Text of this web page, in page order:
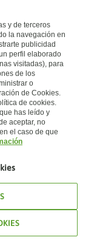
y de terceros
la navegación en
publicidad
perfil elaborado
visitadas), para
de los
o
de Cookies.
de cookies.
has leído y
aceptar, no
el caso de que